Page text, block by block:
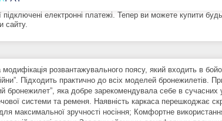
підключені електронні платежі. Тепер ви можете купити
сайту.
розвантажувального поясу, який входить в
Підходить практично до всіх моделей бронежилетів.
яка добре зарекомендувала себе в сучасних
системи та ременя. Наявність каркаса перешкоджає
максимальної зручності носіння; Комфортне